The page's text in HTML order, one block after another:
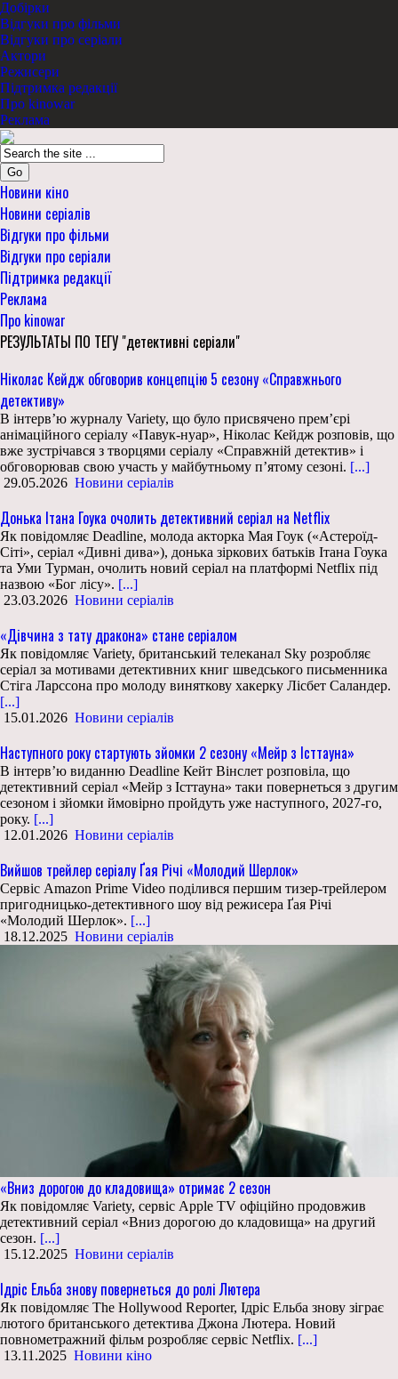
Добірки
Відгуки про фільми
Відгуки про серіали
Актори
Режисери
Підтримка редакції
Про kinowar
Реклама
Go
Новини кіно
Новини серіалів
Відгуки про фільми
Відгуки про серіали
Підтримка редакції
Реклама
Про kinowar
РЕЗУЛЬТАТЫ ПО ТЕГУ "детективні серіали"
Ніколас Кейдж обговорив концепцію 5 сезону «Справжнього
детективу»
В інтерв’ю журналу Variety, що було присвячено прем’єрі
анімаційного серіалу «Павук-нуар», Ніколас Кейдж розповів, що
вже зустрічався з творцями серіалу «Справжній детектив» і
обговорював свою участь у майбутньому п’ятому сезоні. [...]
29.05.2026 Новини серіалів
Донька Ітана Гоука очолить детективний серіал на Netflix
Як повідомляє Deadline, молода акторка Мая Гоук («Астероїд-
Сіті», серіал «Дивні дива»), донька зіркових батьків Ітана Гоука
та Уми Турман, очолить новий серіал на платформі Netflix під
назвою «Бог лісу». [...]
23.03.2026 Новини серіалів
«Дівчина з тату дракона» стане серіалом
Як повідомляє Variety, британський телеканал Sky розробляє
серіал за мотивами детективних книг шведського письменника
Стіга Ларссона про молоду виняткову хакерку Лісбет Саландер.
[...]
15.01.2026 Новини серіалів
Наступного року стартують зйомки 2 сезону «Мейр з Істтауна»
В інтерв’ю виданню Deadline Кейт Вінслет розповіла, що
детективний серіал «Мейр з Істтауна» таки повернеться з другим
сезоном і зйомки ймовірно пройдуть уже наступного, 2027-го,
року. [...]
12.01.2026 Новини серіалів
Вийшов трейлер серіалу Ґая Річі «Молодий Шерлок»
Сервіс Amazon Prime Video поділився першим тизер-трейлером
пригодницько-детективного шоу від режисера Ґая Річі
«Молодий Шерлок». [...]
18.12.2025 Новини серіалів
«Вниз дорогою до кладовища» отримає 2 сезон
Як повідомляє Variety, сервіс Apple TV офіційно продовжив
детективний серіал «Вниз дорогою до кладовища» на другий
сезон. [...]
15.12.2025 Новини серіалів
Ідріс Ельба знову повернеться до ролі Лютера
Як повідомляє The Hollywood Reporter, Ідріс Ельба знову зіграє
лютого британського детектива Джона Лютера. Новий
повнометражний фільм розробляє сервіс Netflix. [...]
13.11.2025 Новини кіно